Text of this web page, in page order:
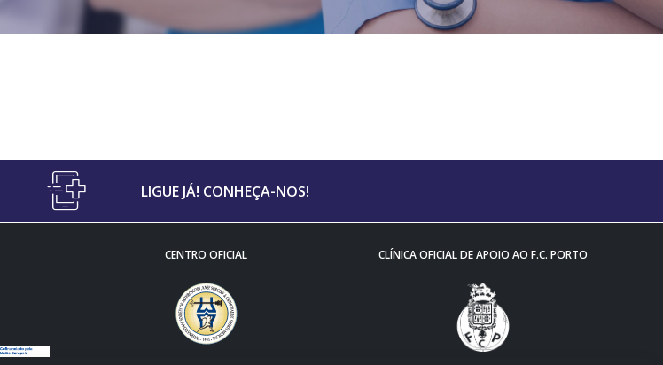
LIGUE JÁ! CONHEÇA-NOS!
CENTRO OFICIAL CLÍNICA OFICIAL DE APOIO AO F.C. PORTO